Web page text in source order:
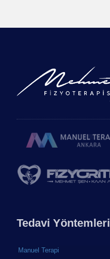
Tedavi Yöntemleri
Manuel Terapi